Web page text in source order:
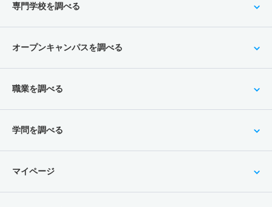
専門学校を調べる
オープンキャンパスを調べる
職業を調べる
学問を調べる
マイページ